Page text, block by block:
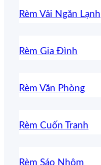
Rèm Vải Ngăn Lạnh
Rèm Gia Đình
Rèm Văn Phòng
Rèm Cuốn Tranh
Rèm Sáo Nhôm